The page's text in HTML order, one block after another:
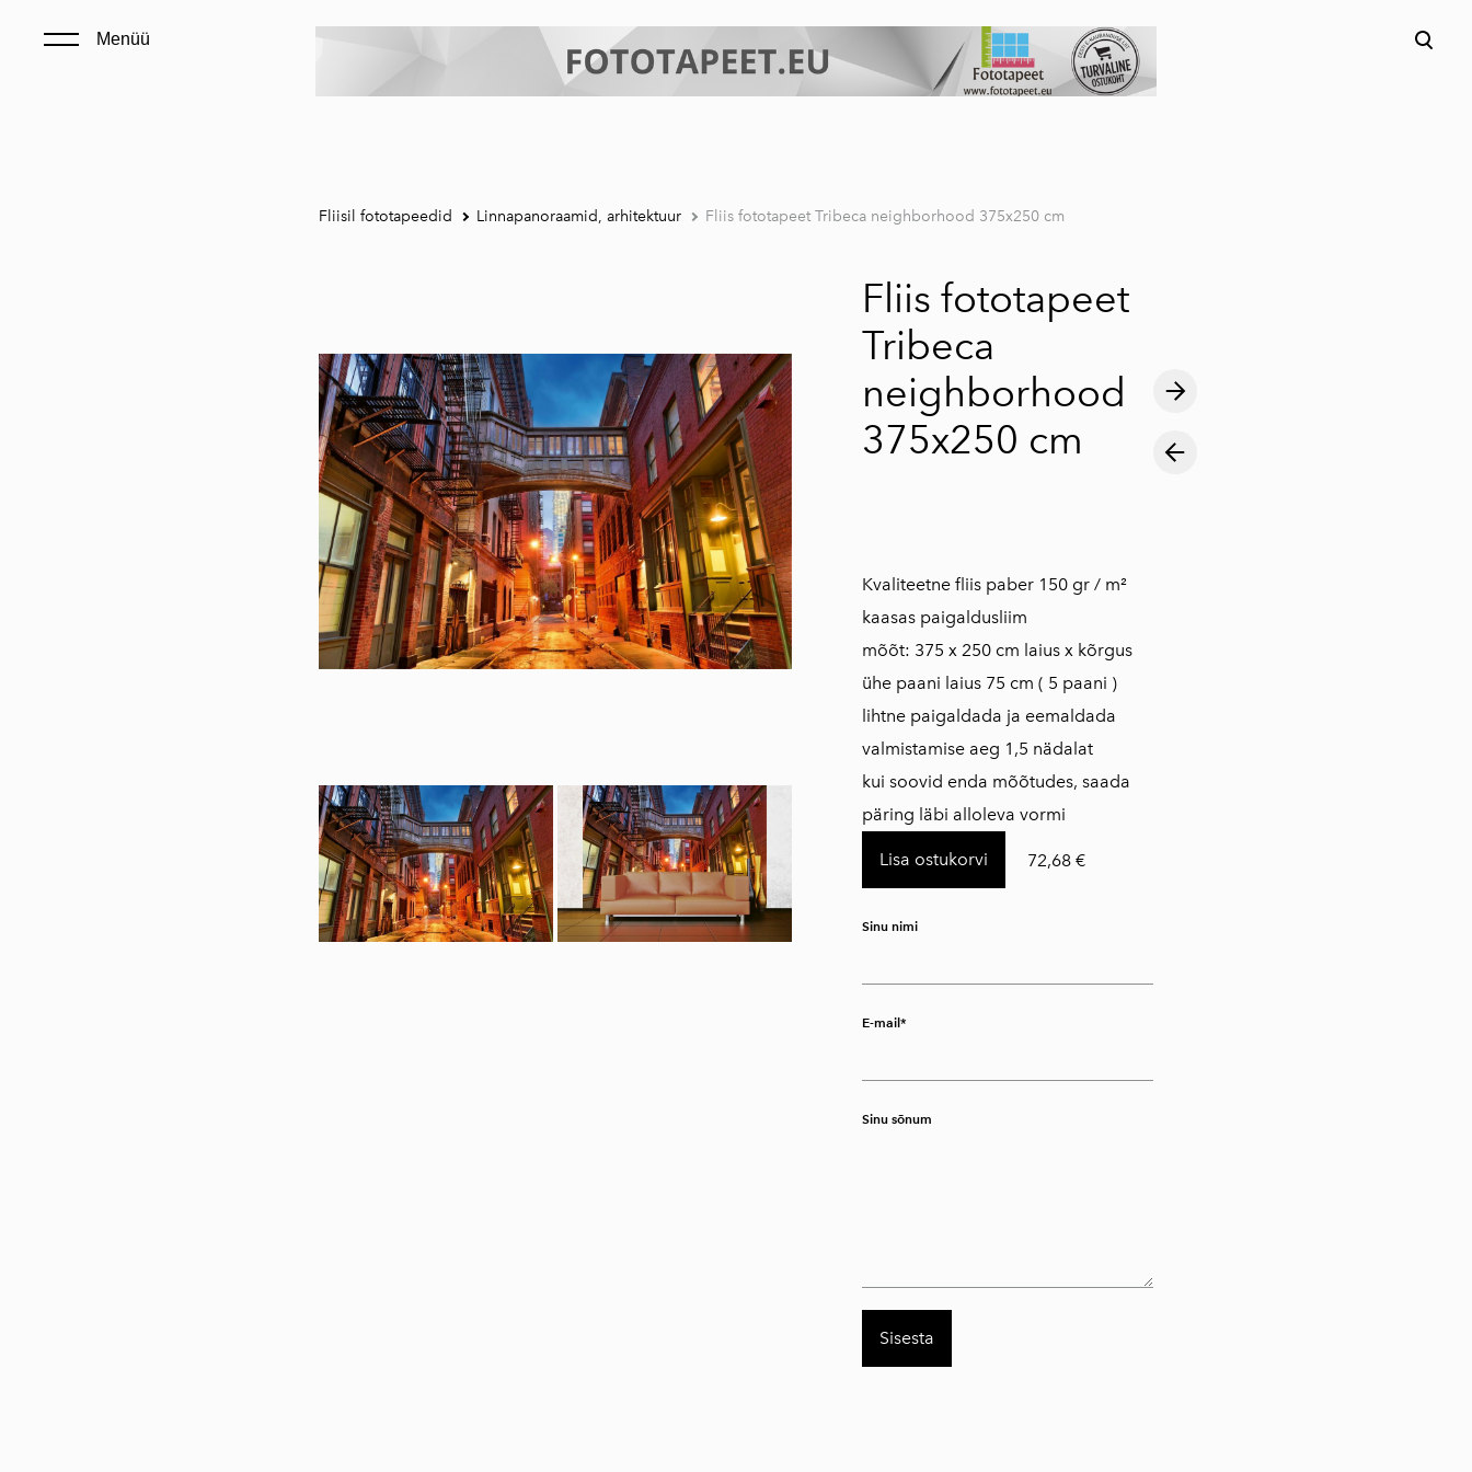
Menüü
lisati ostukorvi.
Fliisil fototapeedid Linnapanoraamid, arhitektuur Fliis fototapeet Tribeca neighborhood 375x250 cm
Fliis fototapeet
Tribeca
neighborhood
375x250 cm
Kvaliteetne fliis paber 150 gr / m²
kaasas paigaldusliim
mõõt: 375 x 250 cm laius x kõrgus
ühe paani laius 75 cm ( 5 paani )
lihtne paigaldada ja eemaldada
​valmistamise aeg 1,5 nädalat
kui soovid enda mõõtudes, saada
päring läbi alloleva vormi
Lisa ostukorvi 72,68 €
Sinu nimi
E-mail
Sinu sõnum